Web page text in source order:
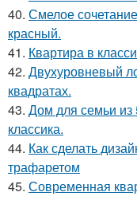
40. Смелое
красный.
41. Квартира в
42. Двухуровневый
квадратах.
43. Дом для семьи из
классика.
44. Как сделать
трафаретом
45. Современная